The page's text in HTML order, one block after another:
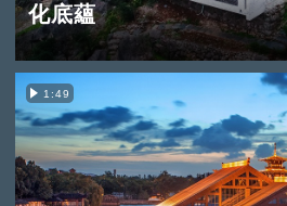
化底蘊
1:49